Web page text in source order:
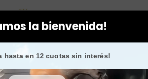
la bienvenida!
hasta en 12 cuotas sin interés!
ácido hialurónico dermik levinia